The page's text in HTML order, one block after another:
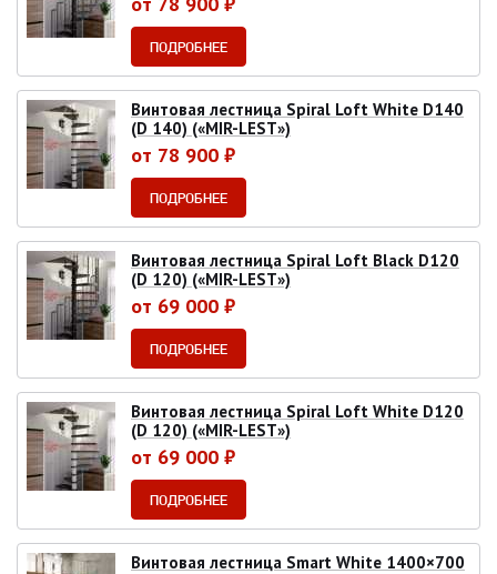
ПОДРОБНЕЕ
Винтовая лестница Spiral Loft White D140
(D 140) («MIR-LEST»)
от 78 900 ₽
ПОДРОБНЕЕ
Винтовая лестница Spiral Loft Black D120
(D 120) («MIR-LEST»)
от 69 000 ₽
ПОДРОБНЕЕ
Винтовая лестница Spiral Loft White D120
(D 120) («MIR-LEST»)
от 69 000 ₽
ПОДРОБНЕЕ
Винтовая лестница Smart White 1400×700